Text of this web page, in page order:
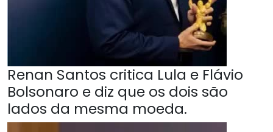
Renan Santos critica Lula e Flávio
Bolsonaro e diz que os dois são
lados da mesma moeda.